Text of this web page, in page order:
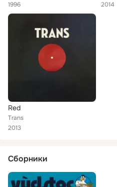
1996
2014
Red
Trans
2013
Сборники